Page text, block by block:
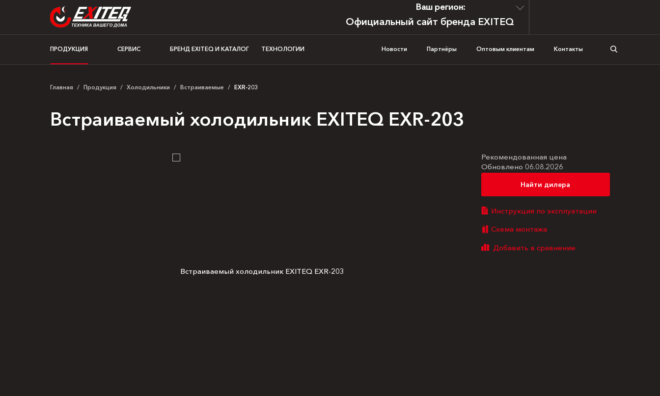
Ваш регион:
Официальный сайт бренда EXITEQ
ПРОДУКЦИЯ СЕРВИС БРЕНД EXITEQ И КАТАЛОГ ТЕХНОЛОГИИ Новости Партнёры Оптовым клиентам Контакты
Главная / Продукция / Холодильники / Встраиваемые / EXR-203
Встраиваемый холодильник EXITEQ EXR-203
Рекомендованная цена
Обновлено 06.08.2026
Найти дилера
Инструкция по эксплуатации
Схема монтажа